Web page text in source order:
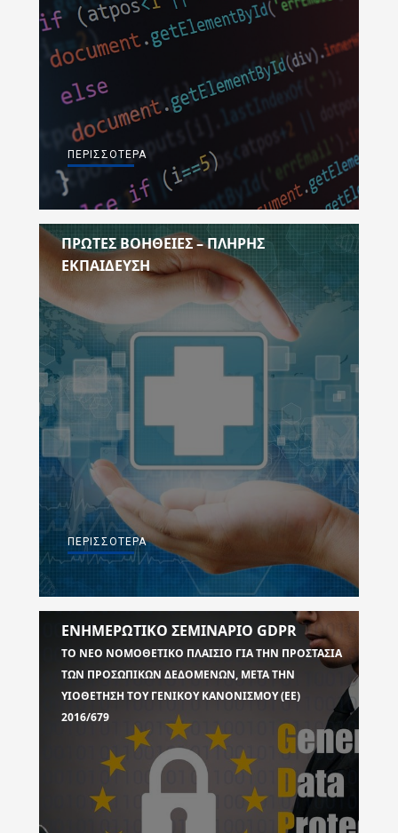
ΠΕΡΙΣΣΌΤΕΡΑ
ΠΡΩΤΕΣ ΒΟΗΘΕΙΕΣ – ΠΛΗΡΗΣ
ΕΚΠΑΙΔΕΥΣΗ
ΠΕΡΙΣΣΌΤΕΡΑ
ΕΝΗΜΕΡΩΤΙΚΟ ΣΕΜΙΝΑΡΙΟ GDPR
ΤΟ ΝΈΟ ΝΟΜΟΘΕΤΙΚΌ ΠΛΑΊΣΙΟ ΓΙΑ ΤΗΝ ΠΡΟΣΤΑΣΊΑ
ΤΩΝ ΠΡΟΣΩΠΙΚΏΝ ΔΕΔΟΜΈΝΩΝ, ΜΕΤΆ ΤΗΝ
ΥΙΟΘΈΤΗΣΗ ΤΟΥ ΓΕΝΙΚΟΎ ΚΑΝΟΝΙΣΜΟΎ (ΕΕ)
2016/679